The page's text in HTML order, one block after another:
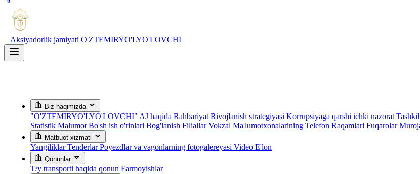
Aksiyadorlik jamiyati O'ZTEMIRYO'LYO'LOVCHI
Biz haqimizda
"O'ZTEMIRYO'LYO'LOVCHI" AJ haqida Rahbariyat Rivojlanish strategiyasi Korrupsiyaga qarshi ichki nazorat
Statistik Malumot Bo'sh ish o'rinlari Bog'lanish FiliallarVokzal Ma'lumotxonalarining Telefon Raqamlari Fuqarolar
Matbuot xizmati
YangiliklarTenderlarPoyezdlar va vagonlarning fotogalereyasi Video E'lon
Qonunlar
T/y transporti haqida qonun Farmoyishlar